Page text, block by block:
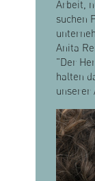
Arbeit,
suchen
Anita
"Der
halten
unserer